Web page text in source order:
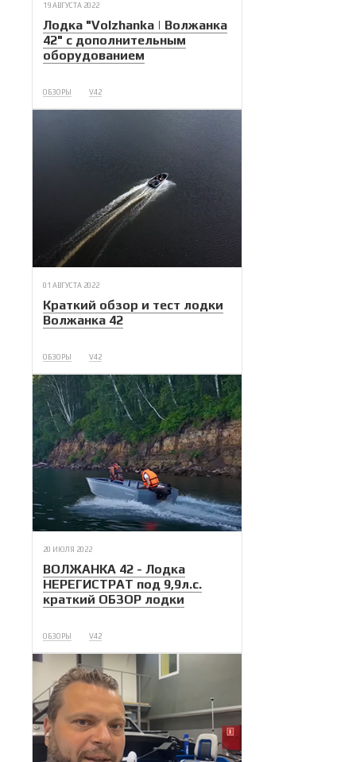
19 АВГУСТА 2022
Лодка "Volzhanka | Волжанка
42" с дополнительным
оборудованием
ОБЗОРЫ V42
01 АВГУСТА 2022
Краткий обзор и тест лодки
Волжанка 42
ОБЗОРЫ V42
20 ИЮЛЯ 2022
ВОЛЖАНКА 42 - Лодка
НЕРЕГИСТРАТ под 9,9л.с.
краткий ОБЗОР лодки
ОБЗОРЫ V42